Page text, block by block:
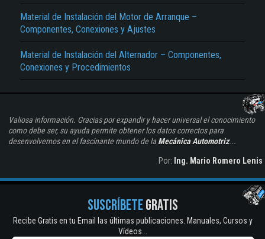
Material de Instalación del Motor de Arranque –
Componentes, Conexiones y Ajustes
Material de Instalación del Alternador – Componentes,
Conexiones y Procedimientos
Valiosa información. Gracias por expandir y hacer universal el conocimiento
como debe ser, su ayuda permite obtener los datos correctos para
desenvolvernos en el fascinante mundo de la Mecánica Automotriz...
Por: Ing. Mario Romero Lenis
SUSCRÍBETEGRATIS
Recibe Gratis en tu Email las últimas publicaciones. Manuales, Cursos y
Vídeos...